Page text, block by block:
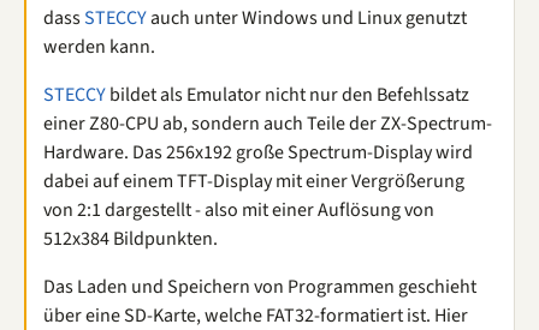
dassSTECCYauch unter Windows und Linux genutzt
werden kann.
STECCYbildet als Emulator nicht nur den Befehlssatz
einer Z80-CPU ab, sondern auch Teile der ZX-Spectrum-
Hardware. Das 256x192 große Spectrum-Display wird
dabei auf einem TFT-Display mit einer Vergrößerung
von 2:1 dargestellt - also mit einer Auflösung von
512x384 Bildpunkten.
Das Laden und Speichern von Programmen geschieht
über eine SD-Karte, welche FAT32-formatiert ist. Hier